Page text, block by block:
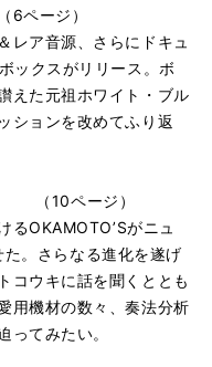
ページ）
レア音源、さらにドキュ
ックスがリリース。ボ
えた元祖ホワイト・ブル
ションを改めてふり返
（10ページ）
るOKAMOTO’Sがニュ
。さらなる進化を遂げ
コウキに話を聞くととも
用機材の数々、奏法分析
ってみたい。